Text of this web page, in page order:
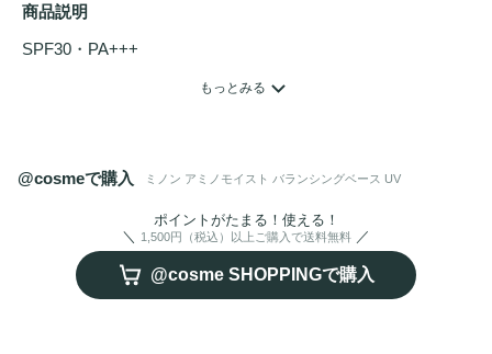
商品説明
SPF30・PA+++
パウダー(ポリメタクリル酸メチル)配合敏感肌・混合肌の方
に。※すべての方にニキビができないわけではありません。
もっとみる
@cosmeで購入 ミノン アミノモイスト バランシングベース UV
ポイントがたまる！使える！
1,500円（税込）以上ご購入で送料無料
@cosme SHOPPINGで購入